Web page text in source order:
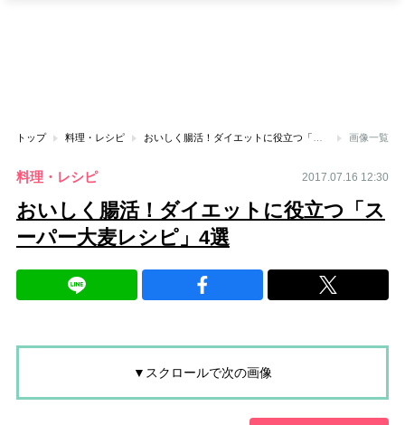
トップ 料理・レシピ 画像一覧
料理・レシピ 2017.07.16 12:30
おいしく腸活！ダイエットに役立つ「ス
ーパー大麦レシピ」4選
▼スクロールで次の画像